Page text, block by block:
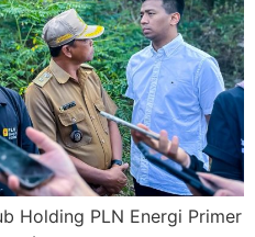
Holding PLN Energi Primer